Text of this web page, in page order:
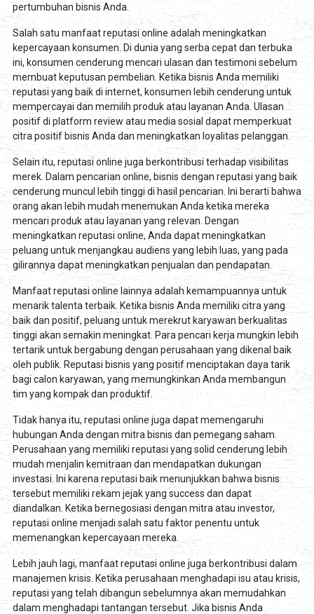
pertumbuhan bisnis Anda.
Salah satu manfaat reputasi online adalah meningkatkan
kepercayaan konsumen. Di dunia yang serba cepat dan terbuka
ini, konsumen cenderung mencari ulasan dan testimoni sebelum
membuat keputusan pembelian. Ketika bisnis Anda memiliki
reputasi yang baik di internet, konsumen lebih cenderung untuk
mempercayai dan memilih produk atau layanan Anda. Ulasan
positif di platform review atau media sosial dapat memperkuat
citra positif bisnis Anda dan meningkatkan loyalitas pelanggan.
Selain itu, reputasi online juga berkontribusi terhadap visibilitas
merek. Dalam pencarian online, bisnis dengan reputasi yang baik
cenderung muncul lebih tinggi di hasil pencarian. Ini berarti bahwa
orang akan lebih mudah menemukan Anda ketika mereka
mencari produk atau layanan yang relevan. Dengan
meningkatkan reputasi online, Anda dapat meningkatkan
peluang untuk menjangkau audiens yang lebih luas, yang pada
gilirannya dapat meningkatkan penjualan dan pendapatan.
Manfaat reputasi online lainnya adalah kemampuannya untuk
menarik talenta terbaik. Ketika bisnis Anda memiliki citra yang
baik dan positif, peluang untuk merekrut karyawan berkualitas
tinggi akan semakin meningkat. Para pencari kerja mungkin lebih
tertarik untuk bergabung dengan perusahaan yang dikenal baik
oleh publik. Reputasi bisnis yang positif menciptakan daya tarik
bagi calon karyawan, yang memungkinkan Anda membangun
tim yang kompak dan produktif.
Tidak hanya itu, reputasi online juga dapat memengaruhi
hubungan Anda dengan mitra bisnis dan pemegang saham.
Perusahaan yang memiliki reputasi yang solid cenderung lebih
mudah menjalin kemitraan dan mendapatkan dukungan
investasi. Ini karena reputasi baik menunjukkan bahwa bisnis
tersebut memiliki rekam jejak yang success dan dapat
diandalkan. Ketika bernegosiasi dengan mitra atau investor,
reputasi online menjadi salah satu faktor penentu untuk
memenangkan kepercayaan mereka.
Lebih jauh lagi, manfaat reputasi online juga berkontribusi dalam
manajemen krisis. Ketika perusahaan menghadapi isu atau krisis,
reputasi yang telah dibangun sebelumnya akan memudahkan
dalam menghadapi tantangan tersebut. Jika bisnis Anda